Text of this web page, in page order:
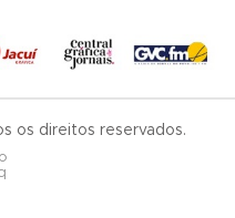
os direitos reservados.